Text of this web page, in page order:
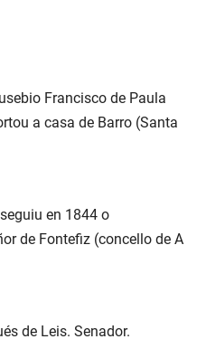
Francisco de Paula
a casa de Barro (Santa
en 1844 o
de Fontefiz (concello de A
de Leis. Senador.